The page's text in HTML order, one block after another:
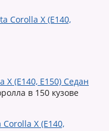
(E140, E150) Седан
в 150 кузове